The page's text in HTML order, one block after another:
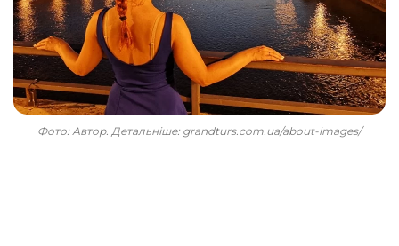
Фото: Автор. Детальніше: grandturs.com.ua/about-images/